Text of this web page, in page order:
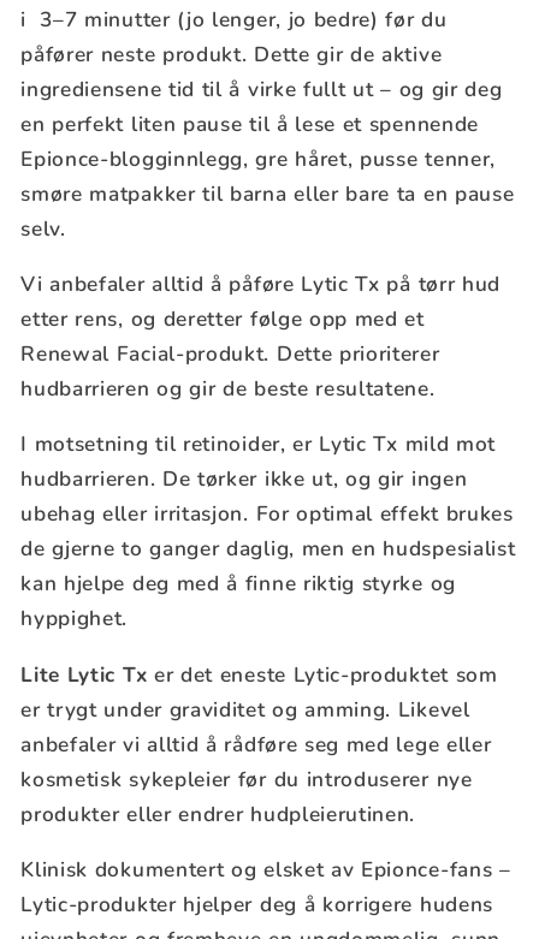
i 3–7 minutter (jo lenger, jo bedre) før du
påfører neste produkt. Dette gir de aktive
ingrediensene tid til å virke fullt ut – og gir deg
en perfekt liten pause til å lese et spennende
Epionce-blogginnlegg, gre håret, pusse tenner,
smøre matpakker til barna eller bare ta en pause
selv.
Vi anbefaler alltid å påføre Lytic Tx på tørr hud
etter rens, og deretter følge opp med et
Renewal Facial-produkt. Dette prioriterer
hudbarrieren og gir de beste resultatene.
I motsetning til retinoider, er Lytic Tx mild mot
hudbarrieren. De tørker ikke ut, og gir ingen
ubehag eller irritasjon. For optimal effekt brukes
de gjerne to ganger daglig, men en hudspesialist
kan hjelpe deg med å finne riktig styrke og
hyppighet.
Lite Lytic Tx er det eneste Lytic-produktet som
er trygt under graviditet og amming. Likevel
anbefaler vi alltid å rådføre seg med lege eller
kosmetisk sykepleier før du introduserer nye
produkter eller endrer hudpleierutinen.
Klinisk dokumentert og elsket av Epionce-fans –
Lytic-produkter hjelper deg å korrigere hudens